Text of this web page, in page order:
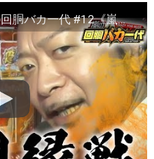
【サラ番】【番長A】嵐の回胴バカ一代 #12《嵐》[必勝本WEB-TV][パチスロ][スロット]